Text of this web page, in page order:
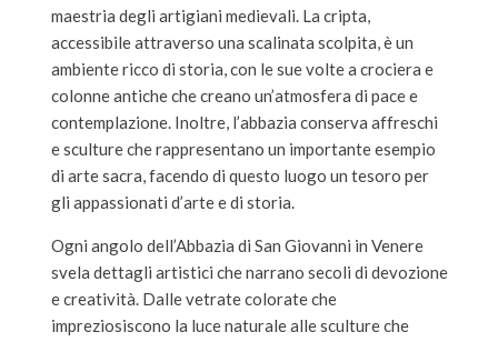
maestria degli artigiani medievali. La cripta,
accessibile attraverso una scalinata scolpita, è un
ambiente ricco di storia, con le sue volte a crociera e
colonne antiche che creano un’atmosfera di pace e
contemplazione. Inoltre, l’abbazia conserva affreschi
e sculture che rappresentano un importante esempio
di arte sacra, facendo di questo luogo un tesoro per
gli appassionati d’arte e di storia.
Ogni angolo dell’Abbazia di San Giovanni in Venere
svela dettagli artistici che narrano secoli di devozione
e creatività. Dalle vetrate colorate che
impreziosiscono la luce naturale alle sculture che